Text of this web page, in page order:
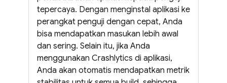
tepercaya. Dengan menginstal aplikasi ke
perangkat penguji dengan cepat, Anda
bisa mendapatkan masukan lebih awal
dan sering. Selain itu, jika Anda
menggunakan Crashlytics di aplikasi,
Anda akan otomatis mendapatkan metrik